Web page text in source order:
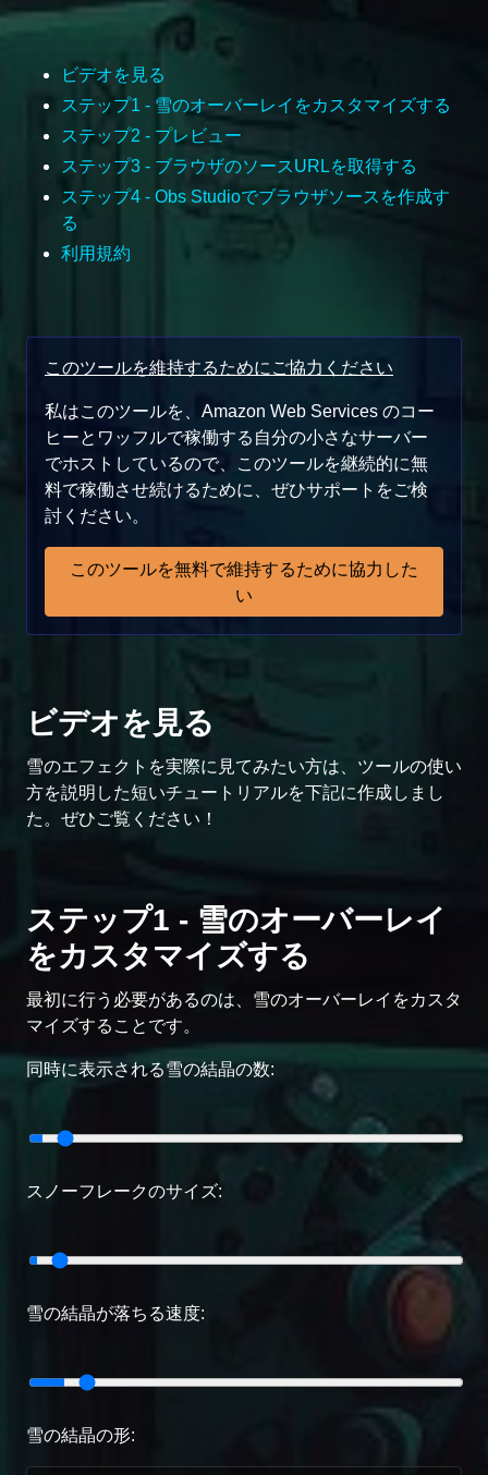
ビデオを見る
ステップ1 - 雪のオーバーレイをカスタマイズする
ステップ2 - プレビュー
ステップ3 - ブラウザのソースURLを取得する
ステップ4 - Obs Studioでブラウザソースを作成す
る
利用規約
このツールを維持するためにご協力ください
私はこのツールを、Amazon Web Services のコー
ヒーとワッフルで稼働する自分の小さなサーバー
でホストしているので、このツールを継続的に無
料で稼働させ続けるために、ぜひサポートをご検
討ください。
このツールを無料で維持するために協力した
い
ビデオを見る
雪のエフェクトを実際に見てみたい方は、ツールの使い
方を説明した短いチュートリアルを下記に作成しまし
た。ぜひご覧ください！
ステップ1 - 雪のオーバーレイ
をカスタマイズする
最初に行う必要があるのは、雪のオーバーレイをカスタ
マイズすることです。
同時に表示される雪の結晶の数:
スノーフレークのサイズ:
雪の結晶が落ちる速度:
雪の結晶の形: